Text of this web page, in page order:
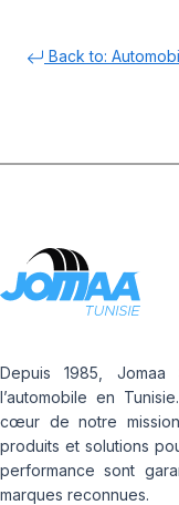
Back to:
Depuis 1985,
l’automobile en
cœur de notre
produits et solutions
performance sont
marques reconnues.